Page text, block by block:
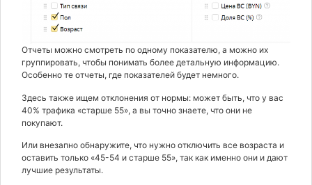
Отчеты можно смотреть по одному показателю, а можно их
группировать, чтобы понимать более детальную информацию.
Особенно те отчеты, где показателей будет немного.
Здесь также ищем отклонения от нормы: может быть, что у вас
40% трафика «старше 55», а вы точно знаете, что они не
покупают.
Или внезапно обнаружите, что нужно отключить все возраста и
оставить только «45-54 и старше 55», так как именно они и дают
лучшие результаты.